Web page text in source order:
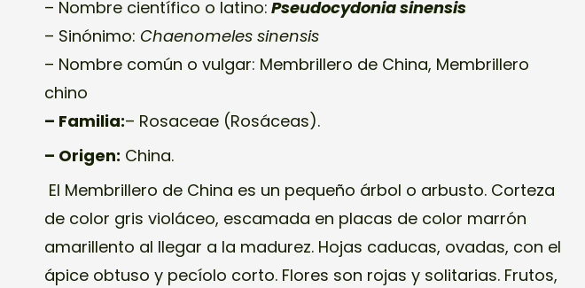
– Nombre científico o latino: Pseudocydonia sinensis
– Sinónimo: Chaenomeles sinensis
– Nombre común o vulgar: Membrillero de China, Membrillero
chino
– Familia:– Rosaceae (Rosáceas).
– Origen: China.
El Membrillero de China es un pequeño árbol o arbusto. Corteza
de color gris violáceo, escamada en placas de color marrón
amarillento al llegar a la madurez. Hojas caducas, ovadas, con el
ápice obtuso y pecíolo corto. Flores son rojas y solitarias. Frutos,